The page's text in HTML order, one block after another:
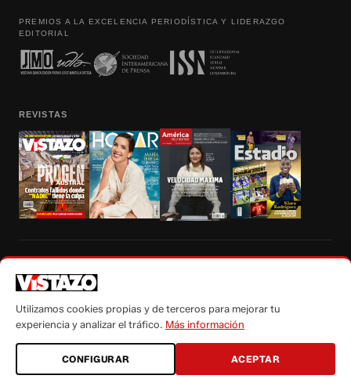
PREMIOS A LA EXCELENCIA PERIODÍSTICA Y LIDERAZGO
EDITORIAL
REVISTAS
autorización escrita de su titular, de todos los contenidos de Vistazo.com.
Utilizamos cookies propias y de terceros para mejorar tu
experiencia y analizar el tráfico. Más información
CONFIGURAR ACEPTAR